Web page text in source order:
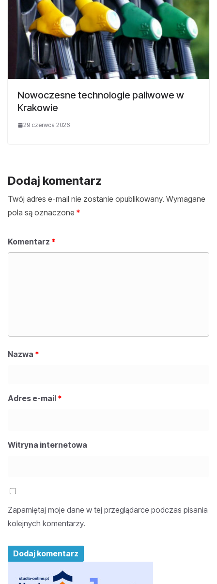
Nowoczesne technologie paliwowe w
Krakowie
29 czerwca 2026
Dodaj komentarz
Twój adres e-mail nie zostanie opublikowany. Wymagane
pola są oznaczone *
Komentarz *
Nazwa *
Adres e-mail *
Witryna internetowa
Zapamiętaj moje dane w tej przeglądarce podczas pisania
kolejnych komentarzy.